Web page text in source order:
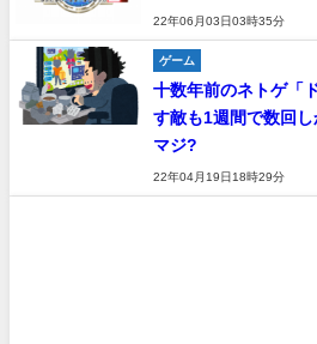
22年06月03日03時35分
ゲーム
十数年前のネトゲ「
す敵も1週間で数回
マジ?
22年04月19日18時29分